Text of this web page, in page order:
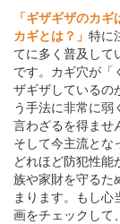
「ギザギザのカ
カギとは？」 特に
てに多く普及して
です。カギ穴が「
ザギザしているの
う手法に非常に弱
言わざるを得ませ
そして今主流とな
どれほど防犯性能
族や家財を守るた
まります。もし心
画をチェックして